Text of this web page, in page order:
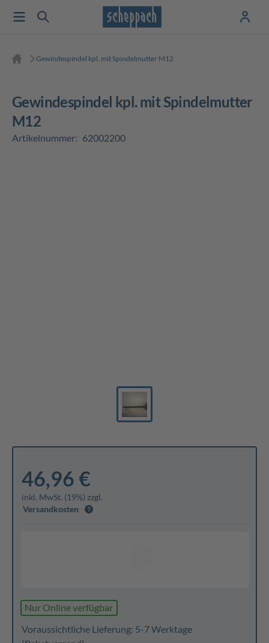
Gewindespindel kpl. mit Spindelmutter M12
Gewindespindel kpl. mit Spindelmutter
M12
Artikelnummer: 62002200
46,96 €
inkl. MwSt. (19%) zzgl.
Versandkosten
Nur Online verfügbar
Voraussichtliche Lieferung: 5-7 Werktage